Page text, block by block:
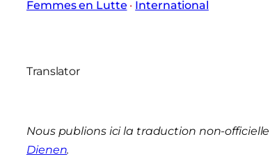
Femmes en Lutte · International
Translator
Nous publions ici la traduction non-officielle
Dienen.